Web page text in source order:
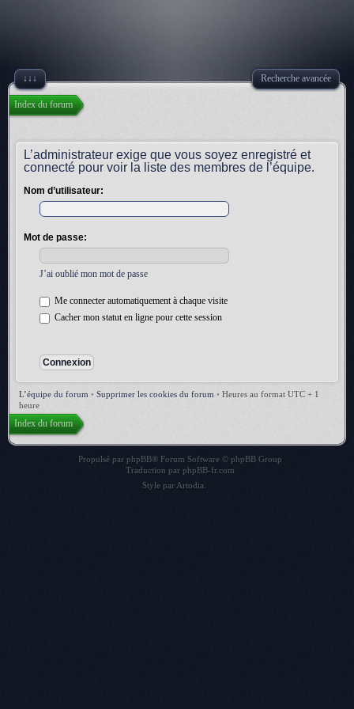
↓↓↓ Recherche avancée
Index du forum
L’administrateur exige que vous soyez enregistré et
connecté pour voir la liste des membres de l’équipe.
Nom d’utilisateur:
Mot de passe:
J’ai oublié mon mot de passe
Me connecter automatiquement à chaque visite
Cacher mon statut en ligne pour cette session
L’équipe du forum • Supprimer les cookies du forum • Heures au format UTC + 1
heure
Index du forum
Propulsé par phpBB® Forum Software © phpBB Group
Traduction par phpBB-fr.com
Style par Artodia